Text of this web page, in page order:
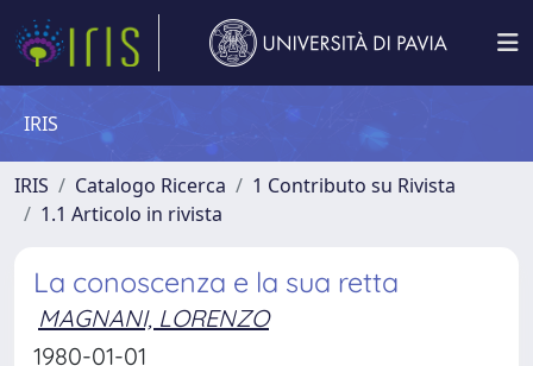
IRIS
IRIS Catalogo Ricerca
1 Contributo su Rivista
1.1 Articolo in rivista
La conoscenza e la sua retta
MAGNANI, LORENZO
1980-01-01